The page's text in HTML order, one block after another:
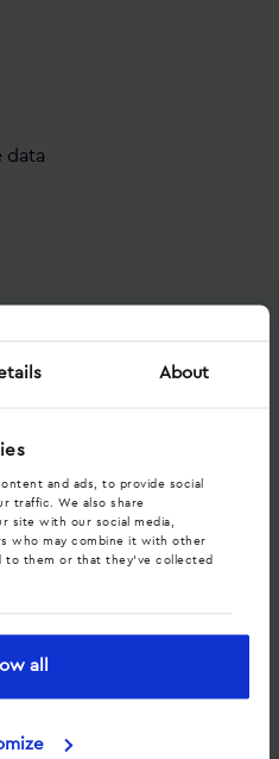
About
and ads, to provide social
traffic. We also share
site with our social media,
who may combine it with other
to them or that they’ve collected
all
data